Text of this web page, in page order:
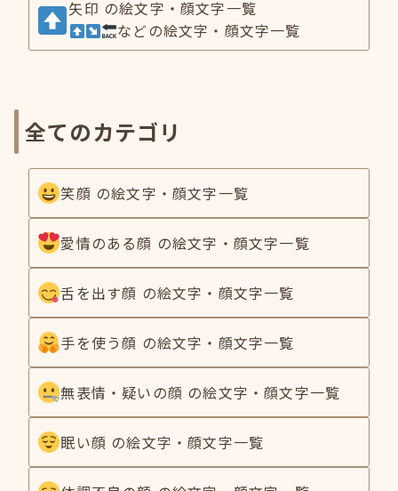
矢印 の絵文字・顔文字一覧
などの絵文字・顔文字一覧
全てのカテゴリ
笑顔 の絵文字・顔文字一覧
愛情のある顔 の絵文字・顔文字一覧
舌を出す顔 の絵文字・顔文字一覧
手を使う顔 の絵文字・顔文字一覧
無表情・疑いの顔 の絵文字・顔文字一覧
眠い顔 の絵文字・顔文字一覧